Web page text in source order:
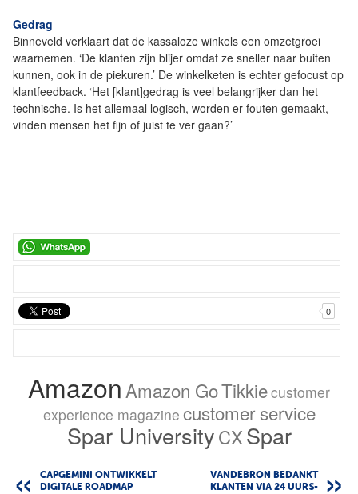
Gedrag
Binneveld verklaart dat de kassaloze winkels een omzetgroei
waarnemen. ‘De klanten zijn blijer omdat ze sneller naar buiten
kunnen, ook in de piekuren.’ De winkelketen is echter gefocust op
klantfeedback. ‘Het [klant]gedrag is veel belangrijker dan het
technische. Is het allemaal logisch, worden er fouten gemaakt,
vinden mensen het fijn of juist te ver gaan?’
0
Amazon Amazon GoTikkiecustomer
experience magazine customer service
Spar UniversityCXSpar
CAPGEMINI ONTWIKKELT
DIGITALE ROADMAP
VANDEBRON BEDANKT
KLANTEN VIA 24 UURS-